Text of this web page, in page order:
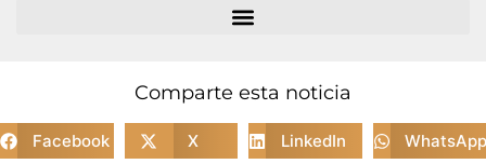
Comparte esta noticia
Facebook X LinkedIn WhatsApp